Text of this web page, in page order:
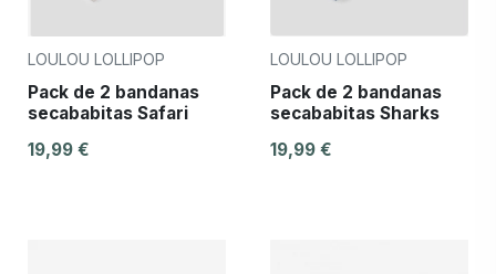
LOULOU LOLLIPOP
Pack de 2 bandanas
secababitas Safari
19,99 €
LOULOU LOLLIPOP
Pack de 2 bandanas
secababitas Sharks
19,99 €